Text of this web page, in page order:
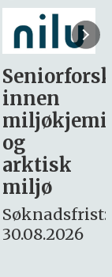
søker
– fast
Søknadsfrist:
16. august.